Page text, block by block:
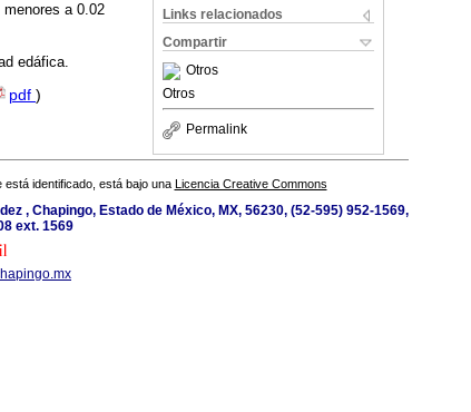
Links relacionados
Compartir
Otros
Otros
Permalink
a 0.02
edáfica.
pdf )
identificado, está bajo una Licencia Creative Commons
, Chapingo, Estado de México, MX, 56230, (52-595) 952-1569,
ext. 1569